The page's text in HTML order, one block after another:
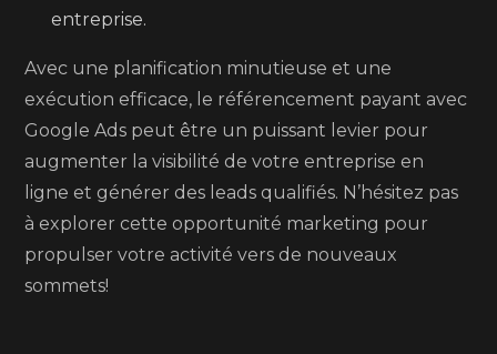
entreprise.
Avec une planification minutieuse et une
exécution efficace, le référencement payant avec
Google Ads peut être un puissant levier pour
augmenter la visibilité de votre entreprise en
ligne et générer des leads qualifiés. N’hésitez pas
à explorer cette opportunité marketing pour
propulser votre activité vers de nouveaux
sommets!